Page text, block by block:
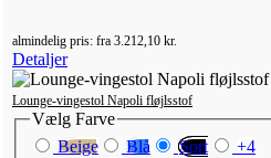
almindelig pris: fra 3.212,10 kr.
Detaljer
Lounge-vingestol Napoli fløjlsstof
Vælg Farve
Beige
Blå Sort +4